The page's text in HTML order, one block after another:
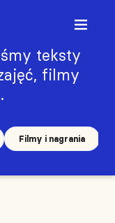
teksty
filmy
Filmy i nagrania